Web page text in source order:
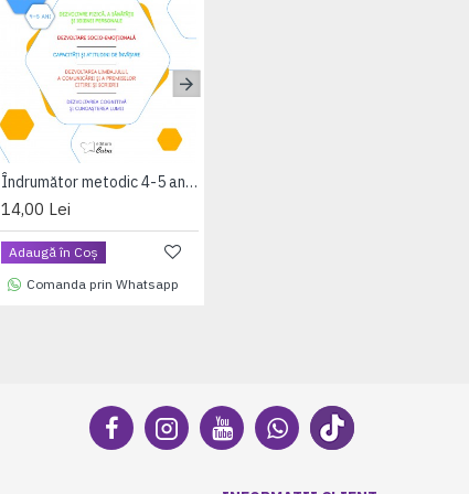
Îndrumător metodic 4-5 ani - Alfi ne învață
14,00 Lei
Adaugă în Coş
Comanda prin Whatsapp